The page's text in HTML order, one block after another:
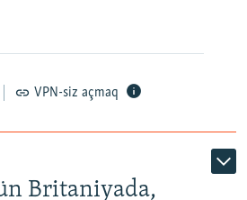
VPN-siz açmaq
Britaniyada,